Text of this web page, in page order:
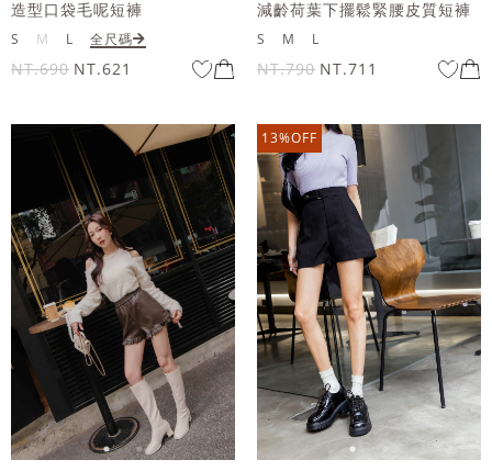
造型口袋毛呢短褲
S M L 全尺碼
NT.690 NT.621
減齡荷葉下擺鬆緊腰皮質短褲
S M L
NT.790 NT.711
13%OFF